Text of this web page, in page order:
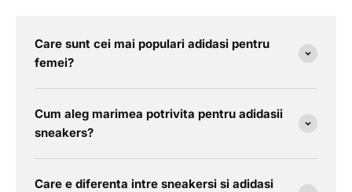
Care sunt cei mai populari adidasi pentru
femei?
Cum aleg marimea potrivita pentru adidasii
sneakers?
Care e diferenta intre sneakersi si adidasi